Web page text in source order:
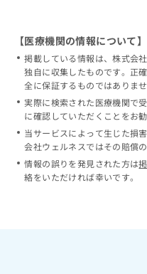
【医療機関の情報について】
掲載している情報は、株式会
独自に収集したものです。正
全に保証するものではありませ
実際に検索された医療機関で
に確認していただくことをお勧
当サービスによって生じた損
会社ウェルネスではその賠償
情報の誤りを発見された方は
絡をいただければ幸いです。